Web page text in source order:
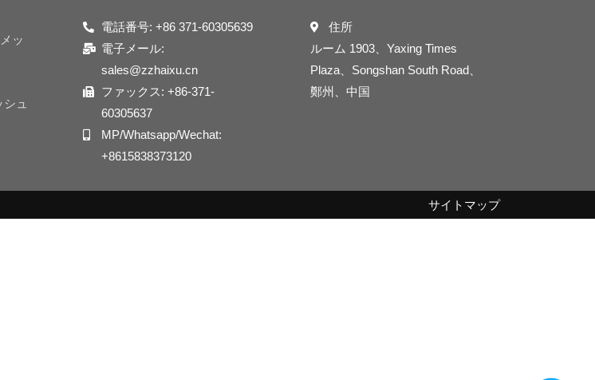
ッ
ュ
電話番号: +86 371-60305639
電子メール:
sales@zzhaixu.cn
ファックス: +86-371-
60305637
MP/Whatsapp/Wechat:
+8615838373120
住所
ルーム 1903、Yaxing Times
Plaza、Songshan South Road、
鄭州、中国
サイトマップ